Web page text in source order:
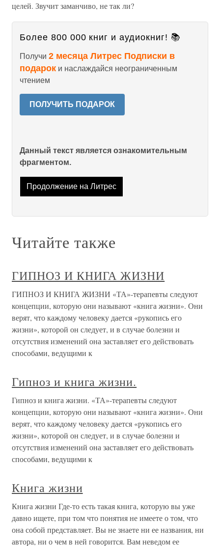
целей. Звучит заманчиво, не так ли?
Более 800 000 книг и аудиокниг! 📚
Получи 2 месяца Литрес Подписки в
подарок и наслаждайся неограниченным
чтением
ПОЛУЧИТЬ ПОДАРОК
Данный текст является ознакомительным
фрагментом.
Продолжение на Литрес
Читайте также
ГИПНОЗ И КНИГА ЖИЗНИ
ГИПНОЗ И КНИГА ЖИЗНИ «ТА»-терапевты следуют
концепции, которую они называют «книга жизни». Они
верят, что каждому человеку дается «рукопись его
жизни», которой он следует, и в случае болезни и
отсутствия изменений она заставляет его действовать
способами, ведущими к
Гипноз и книга жизни.
Гипноз и книга жизни. «ТА»-терапевты следуют
концепции, которую они называют «книга жизни». Они
верят, что каждому человеку дается «рукопись его
жизни», которой он следует, и в случае болезни и
отсутствия изменений она заставляет его действовать
способами, ведущими к
Книга жизни
Книга жизни Где-то есть такая книга, которую вы уже
давно ищете, при том что понятия не имеете о том, что
она собой представляет. Вы не знаете ни ее названия, ни
автора, ни о чем в ней говорится. Вам неведом ее